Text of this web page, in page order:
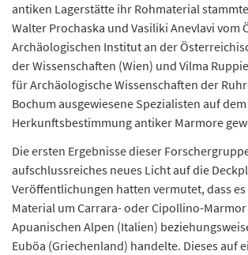
antiken Lagerstätte ihr Rohmaterial
Walter Prochaska und Vasiliki Anevlavi vom
Archäologischen Institut an der
der Wissenschaften (Wien) und Vilma
für Archäologische Wissenschaften der
Bochum ausgewiesene Spezialisten auf
Herkunftsbestimmung antiker Marmore
Die ersten Ergebnisse dieser
aufschlussreiches neues Licht auf die
Veröffentlichungen hatten vermutet, dass
Material um Carrara- oder Cipollino-Marmor
Apuanischen Alpen (Italien)
Euböa (Griechenland) handelte. Dieses auf